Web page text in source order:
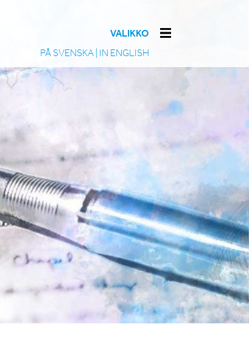
PÅ SVENSKA IN ENGLISH
VALIKKO